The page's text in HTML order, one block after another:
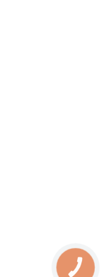
КНОПКА
СВЯЗИ